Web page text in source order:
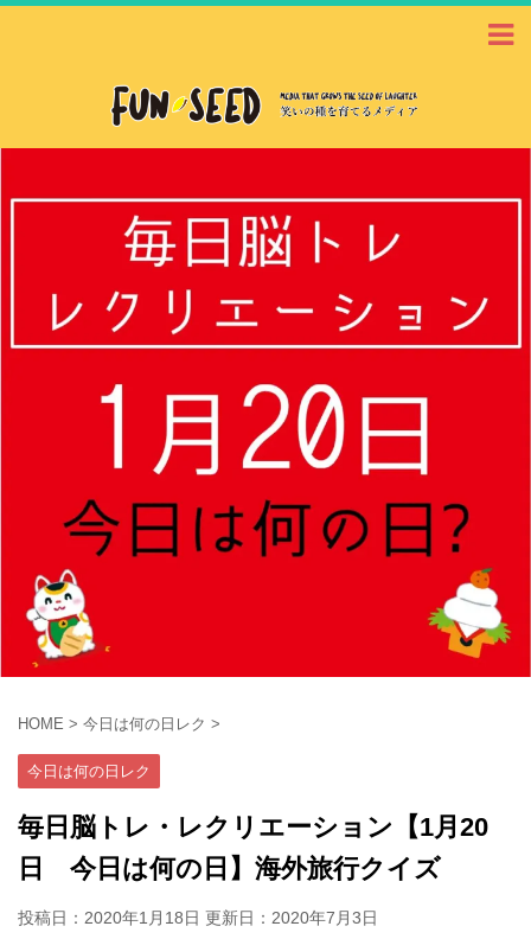
HOME > 今日は何の日レク >
今日は何の日レク
毎日脳トレ・レクリエーション【1月20
日 今日は何の日】海外旅行クイズ
投稿日：2020年1月18日 更新日： 2020年7月3日